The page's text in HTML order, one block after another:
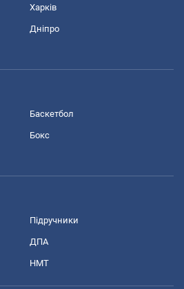
Харків
Дніпро
Баскетбол
Бокс
Підручники
ДПА
НМТ